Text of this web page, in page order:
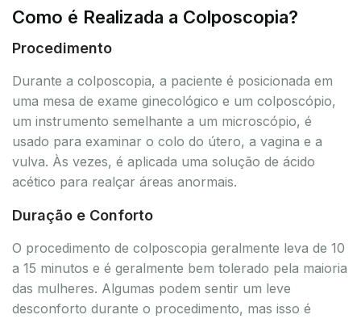
Como é Realizada a Colposcopia?
Procedimento
Durante a colposcopia, a paciente é posicionada em
uma mesa de exame ginecológico e um colposcópio,
um instrumento semelhante a um microscópio, é
usado para examinar o colo do útero, a vagina e a
vulva. Às vezes, é aplicada uma solução de ácido
acético para realçar áreas anormais.
Duração e Conforto
O procedimento de colposcopia geralmente leva de 10
a 15 minutos e é geralmente bem tolerado pela maioria
das mulheres. Algumas podem sentir um leve
desconforto durante o procedimento, mas isso é